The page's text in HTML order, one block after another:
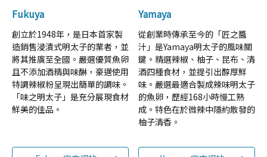
Fukuya
創立於1948年，是日本首家製
造銷售浸漬式明太子的業者，並
將其推廣至全國。嚴選優質魚卵
且不添加酒精與味醂，豪邁使用
特調辣椒粉呈現出簡單的調味。
「味之明太子」是充分展現食材
鮮美的佳品。
Yamaya
從創業時傳承至今的「匠之醬
汁」是Yamaya明太子的風味關
鍵。精選辣椒、柚子、昆布、清
酒四種食材，並提引出醇厚鮮
味。嚴選最適合製成辣味明太子
的魚卵，歷經168小時慢工熟
成。特色在於微辣中隱約散發的
柚子清香。